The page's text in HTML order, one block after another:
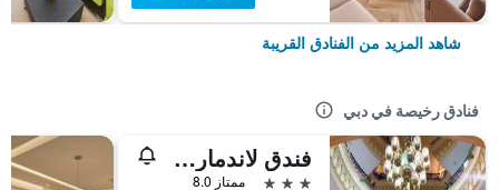
شاهد المزيد من الفنادق القريبة
فنادق رخيصة في دبي
فندق لاندمارك بلازا
3 نجوم
ممتاز 8.0